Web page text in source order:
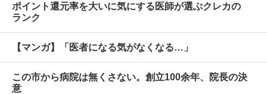
ポイント還元率を大いに気にする医師が選ぶクレカの
ランク
【マンガ】「医者になる気がなくなる…」
この市から病院は無くさない。創立100余年、院長の決
意